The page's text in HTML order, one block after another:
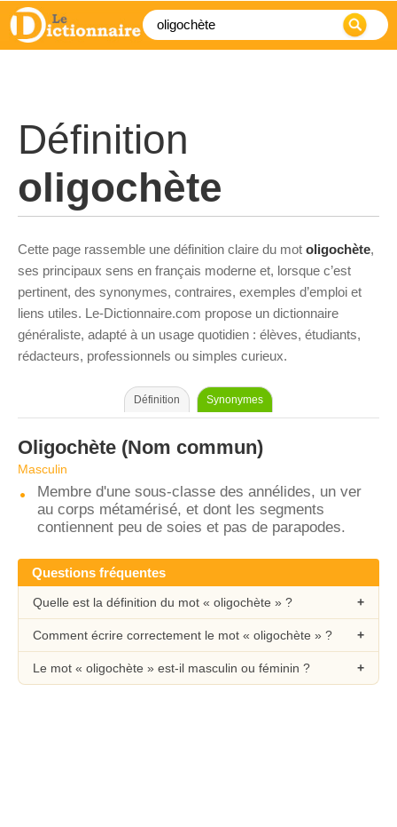
Définition
oligochète
Cette page rassemble une définition claire du mot oligochète,
ses principaux sens en français moderne et, lorsque c’est
pertinent, des synonymes, contraires, exemples d’emploi et
liens utiles. Le-Dictionnaire.com propose un dictionnaire
généraliste, adapté à un usage quotidien : élèves, étudiants,
rédacteurs, professionnels ou simples curieux.
Définition Synonymes
Oligochète (Nom commun)
Masculin
Membre d'une sous-classe des annélides, un ver
au corps métamérisé, et dont les segments
contiennent peu de soies et pas de parapodes.
Questions fréquentes
Quelle est la définition du mot « oligochète » ?
Comment écrire correctement le mot « oligochète » ?
Le mot « oligochète » est-il masculin ou féminin ?